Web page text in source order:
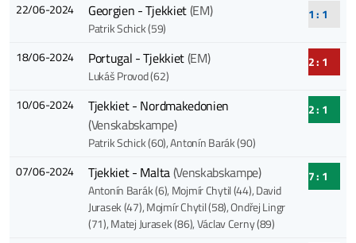
22/06-2024 Georgien - Tjekkiet(EM)
Patrik Schick (59)
1 : 1
18/06-2024 Portugal - Tjekkiet(EM)
Lukáš Provod (62)
2 : 1
10/06-2024
Tjekkiet - Nordmakedonien
(Venskabskampe)
Patrik Schick (60), Antonín Barák (90)
2 : 1
07/06-2024 Tjekkiet - Malta(Venskabskampe)
Antonín Barák (6), Mojmír Chytil (44), David
Jurasek (47), Mojmír Chytil (58), Ondřej Lingr
(71), Matej Jurasek (86), Václav Cerny (89)
7 : 1